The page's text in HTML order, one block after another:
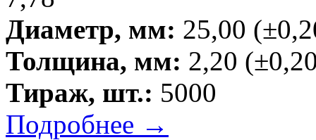
Диаметр, мм: 25,00
Толщина, мм: 2,20
Тираж, шт.: 5000
Подробнее →